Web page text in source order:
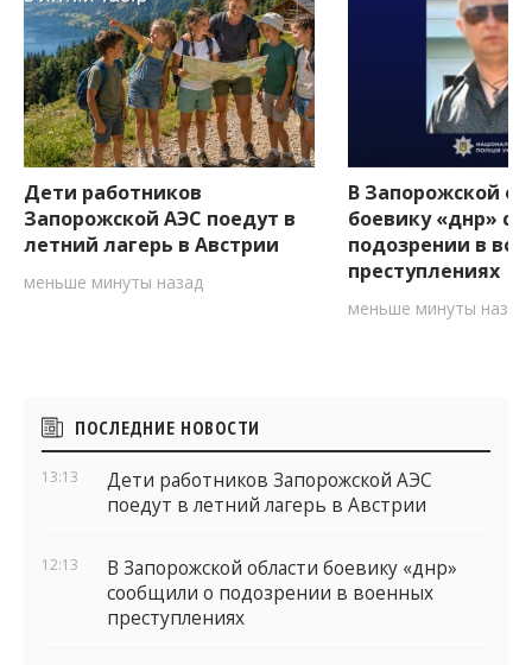
Дети работников
Запорожской АЭС поедут в
летний лагерь в Австрии
меньше минуты назад
В Запорожской
боевику «днр»
подозрении в
преступлениях
меньше минуты назад
Боковые
виджеты
ПОСЛЕДНИЕ НОВОСТИ
13:13
Дети работников Запорожской АЭС
поедут в летний лагерь в Австрии
12:13
В Запорожской области боевику «днр»
сообщили о подозрении в военных
преступлениях